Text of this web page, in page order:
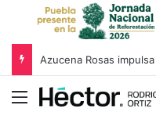
Menú